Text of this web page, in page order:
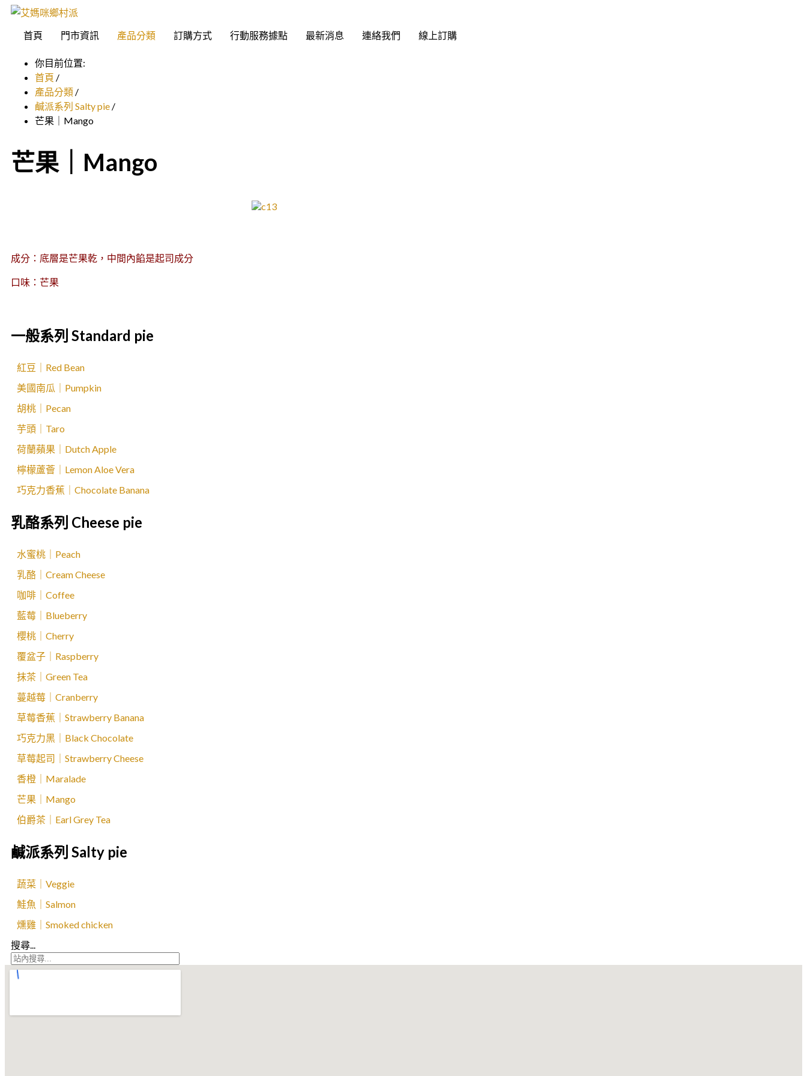
首頁 門市資訊 產品分類 訂購方式 行動服務據點 最新消息 連絡我們 線上訂購
你目前位置:
首頁 /
產品分類 /
鹹派系列 Salty pie /
芒果｜Mango
芒果｜Mango
成分：底層是芒果乾，中間內餡是起司成分
口味：芒果
一般系列 Standard pie
紅豆｜Red Bean
美國南瓜｜Pumpkin
胡桃｜Pecan
芋頭｜Taro
荷蘭蘋果｜Dutch Apple
檸檬蘆薈｜Lemon Aloe Vera
巧克力香蕉｜Chocolate Banana
乳酪系列 Cheese pie
水蜜桃｜Peach
乳酪｜Cream Cheese
咖啡｜Coffee
藍莓｜Blueberry
櫻桃｜Cherry
覆盆子｜Raspberry
抹茶｜Green Tea
蔓越莓｜Cranberry
草莓香蕉｜Strawberry Banana
巧克力黑｜Black Chocolate
草莓起司｜Strawberry Cheese
香橙｜Maralade
芒果｜Mango
伯爵茶｜Earl Grey Tea
鹹派系列 Salty pie
蔬菜｜Veggie
鮭魚｜Salmon
燻雞｜Smoked chicken
搜尋...